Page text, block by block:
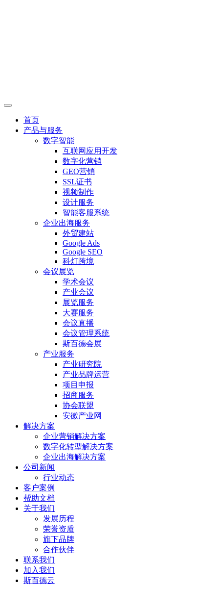
首页
产品与服务
数字智能
互联网应用开发
数字化营销
GEO营销
SSL证书
视频制作
设计服务
智能客服系统
企业出海服务
外贸建站
Google Ads
Google SEO
科灯跨境
会议展览
学术会议
产业会议
展览服务
大赛服务
会议直播
会议管理系统
斯百德会展
产业服务
产业研究院
产业品牌运营
项目申报
招商服务
协会联盟
安徽产业网
解决方案
企业营销解决方案
数字化转型解决方案
企业出海解决方案
公司新闻
行业动态
客户案例
帮助文档
关于我们
发展历程
荣誉资质
旗下品牌
合作伙伴
联系我们
加入我们
斯百德云